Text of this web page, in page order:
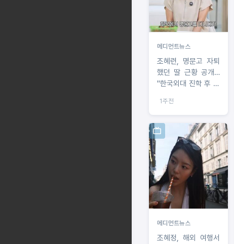
메디먼트뉴스
조혜련, 명문고 자퇴
했던 딸 근황 공개…
"한국외대 진학 후 과
1주전
메디먼트뉴스
조혜정, 해외 여행서